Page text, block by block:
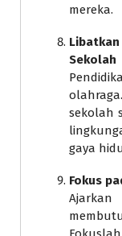
mereka.
Sekolah
sekolah
gaya
Fokus